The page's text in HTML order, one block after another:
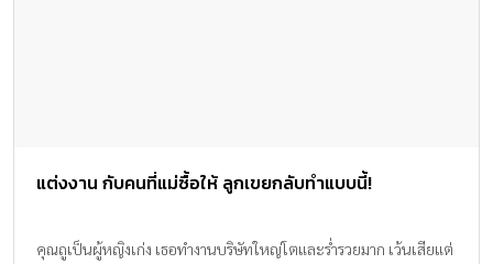
แต่งงาน กับคนที่แม่ซื้อให้ ลูกเขยกลับทำแบบนี้!
คุณถูเป็นผู้หญิงเก่ง เธอทำงานบริษัทใหญ่โตและร่ำรวยมาก เว้นเสียแต่